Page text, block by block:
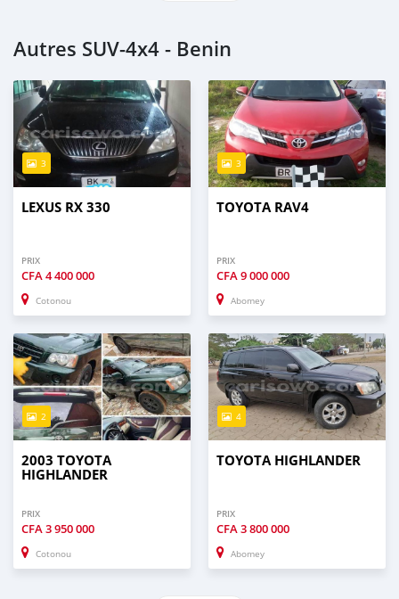
Autres SUV‒4x4 - Benin
3
LEXUS RX 330
PRIX
CFA4 400 000
Cotonou
3
TOYOTA RAV4
PRIX
CFA9 000 000
Abomey
2
2003 TOYOTA
HIGHLANDER
PRIX
CFA3 950 000
Cotonou
4
TOYOTA HIGHLANDER
PRIX
CFA3 800 000
Abomey